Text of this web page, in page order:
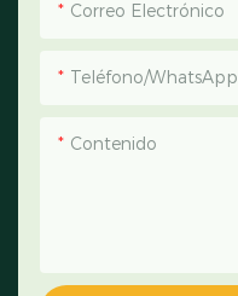
Correo Electrónico
Teléfono/WhatsApp
Contenido